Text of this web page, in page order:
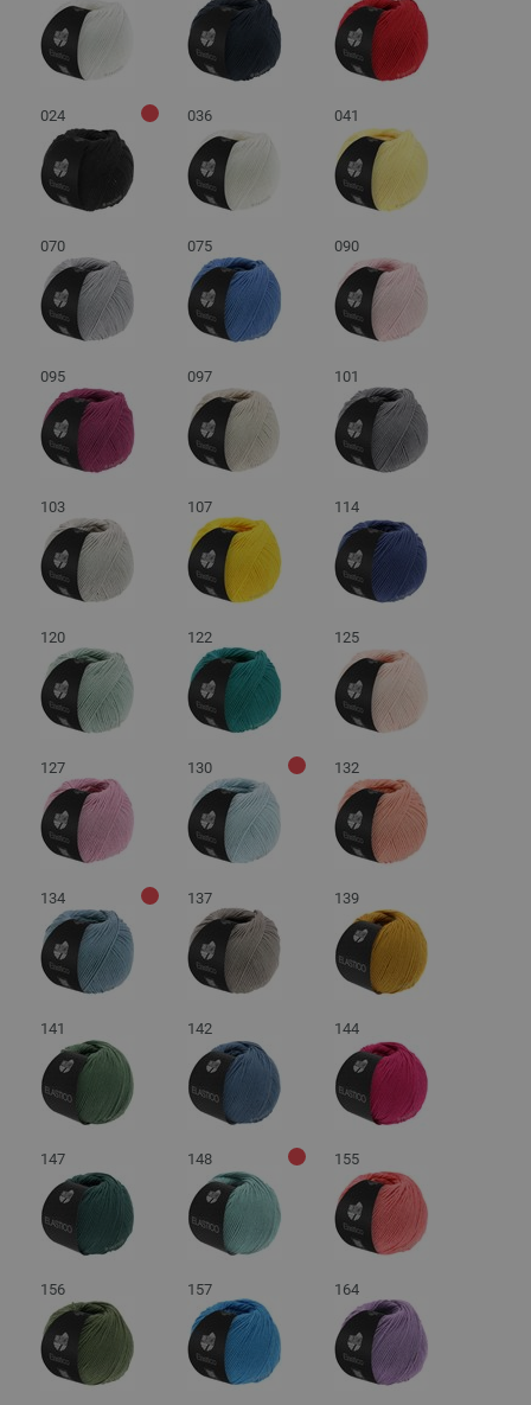
024 036 041
070 075 090
095 097 101
103 107 114
120 122 125
127 130 132
134 137 139
141 142 144
147 148 155
156 157 164